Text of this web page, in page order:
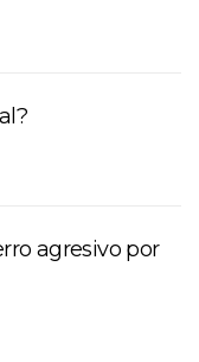
agresivo por